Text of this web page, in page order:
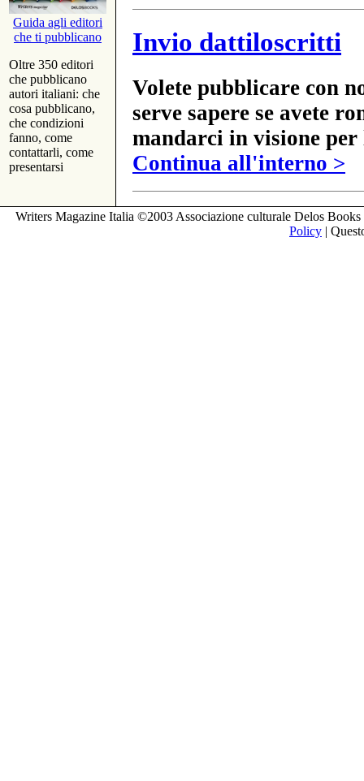
Guida agli editori
che ti pubblicano
Oltre 350 editori
che pubblicano
autori italiani: che
cosa pubblicano,
che condizioni
fanno, come
contattarli, come
presentarsi
Invio dattiloscritti
Volete pubblicare con
serve sapere se avete
mandarci in visione
Continua all'interno >
Writers Magazine Italia ©2003 Associazione culturale Delos
Policy |